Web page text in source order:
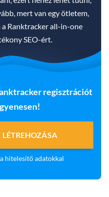
mert van egy ötletem,
Ranktracker all-in-one
SEO-ért.
regisztrációt
hitelesítő adatokkal